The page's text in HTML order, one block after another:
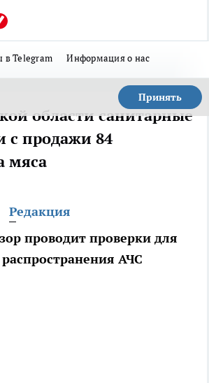
Telegram Информация о нас
Принять
области санитарные
с продажи 84
мяса
Редакция
проводит проверки для
АЧС